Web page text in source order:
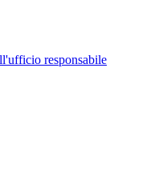
responsabile